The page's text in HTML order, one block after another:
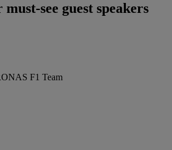
must-see guest speakers
F1 Team